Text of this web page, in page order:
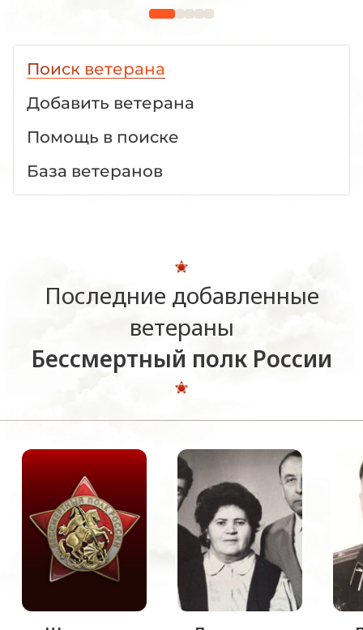
1941 -1945 гг."
Поиск ветерана
Добавить ветерана
Помощь в поиске
База ветеранов
Последние добавленные
ветераны
Бессмертный полк России